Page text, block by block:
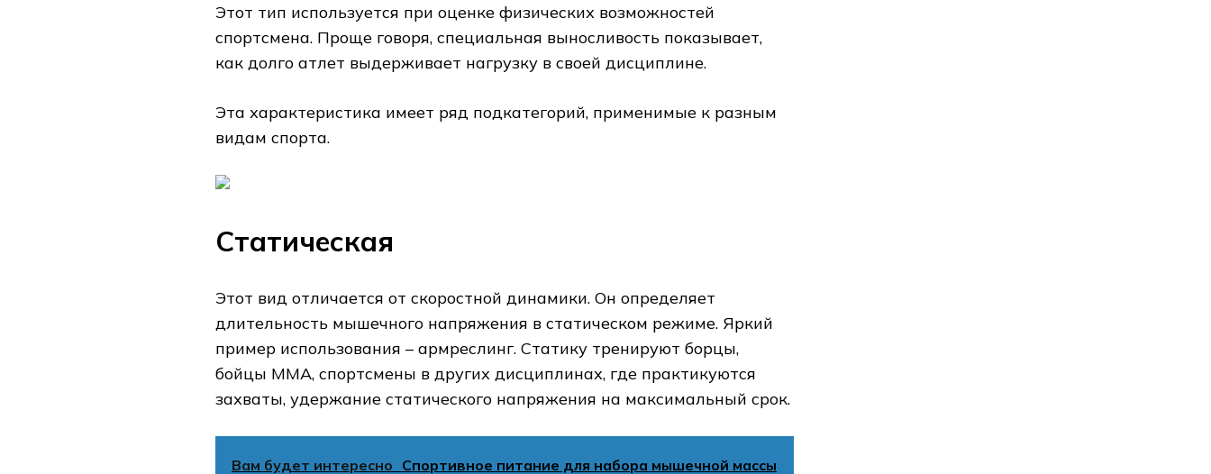
Этот тип используется при оценке физических возможностей
спортсмена. Проще говоря, специальная выносливость показывает,
как долго атлет выдерживает нагрузку в своей дисциплине.
Эта характеристика имеет ряд подкатегорий, применимые к разным
видам спорта.
Статическая
Этот вид отличается от скоростной динамики. Он определяет
длительность мышечного напряжения в статическом режиме. Яркий
пример использования – армреслинг. Статику тренируют борцы,
бойцы ММА, спортсмены в других дисциплинах, где практикуются
захваты, удержание статического напряжения на максимальный срок.
Вам будет интересно Спортивное питание для набора мышечной массы